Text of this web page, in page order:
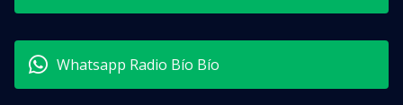
Whatsapp Radio Bío Bío